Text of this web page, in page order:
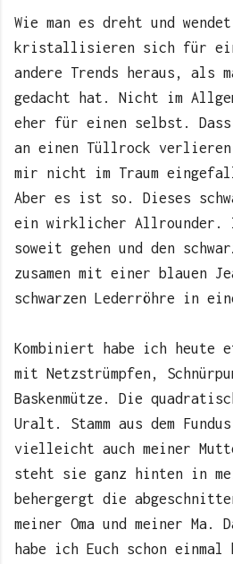
Wie man es dreht und
kristallisieren sich für
andere Trends heraus, als
gedacht hat. Nicht im
eher für einen selbst. Dass
an einen Tüllrock verlieren
mir nicht im Traum
Aber es ist so. Dieses
ein wirklicher Allrounder.
soweit gehen und den
zusamen mit einer blauen
schwarzen Lederröhre in
Kombiniert habe ich heute
mit Netzstrümpfen,
Baskenmütze. Die
Uralt. Stamm aus dem
vielleicht auch meiner
steht sie ganz hinten in
behergergt die
meiner Oma und meiner Ma.
habe ich Euch schon